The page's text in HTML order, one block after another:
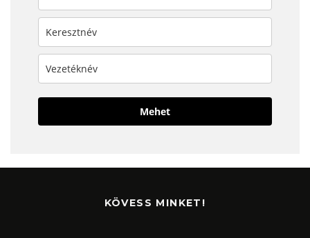
Mehet
KÖVESS MINKET!